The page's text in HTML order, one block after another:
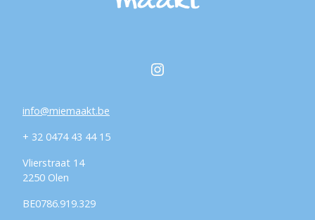
Instagram
info@miemaakt.be
+ 32 0474 43 44 15
Vlierstraat 14
2250 Olen
BE0786.919.329